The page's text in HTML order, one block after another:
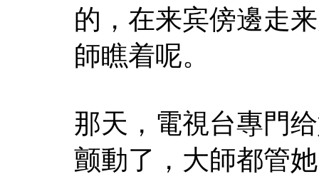
的，在来宾傍邊走
師瞧着呢。
那天，電視台專門
颤動了，大師都管